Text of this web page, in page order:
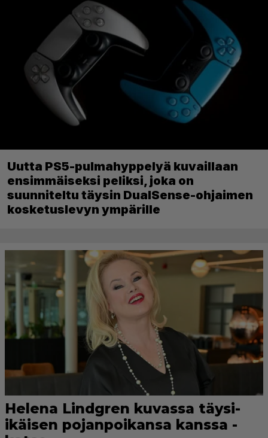
Uutta PS5-pulmahyppelyä kuvaillaan
ensimmäiseksi peliksi, joka on
suunniteltu täysin DualSense-ohjaimen
kosketuslevyn ympärille